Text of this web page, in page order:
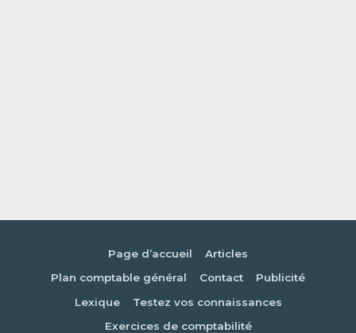
Page d’accueil
Articles
Plan comptable général
Contact
Publicité
Lexique
Testez vos connaissances
Exercices de comptabilité